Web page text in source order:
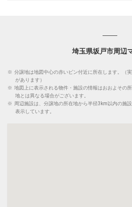
埼玉県坂戸市周辺
※ 分譲地は地図中心の赤いピン付近に所在します。（
があります）
※ 地図上に表示される物件・施設の情報はおおよその
地とは異なる場合がございます。
※ 周辺施設は、分譲地の所在地から半径3km以内の施
表示しています。